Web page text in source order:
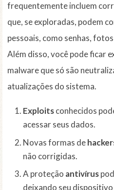
frequentemente incluem
que, se exploradas, podem
pessoais, como senhas,
Além disso, você pode ficar
malware que só são
atualizações do sistema.
Exploitsconhecidos
acessar seus dados.
Novas formas de
não corrigidas.
A proteção antivírus
deixando seu